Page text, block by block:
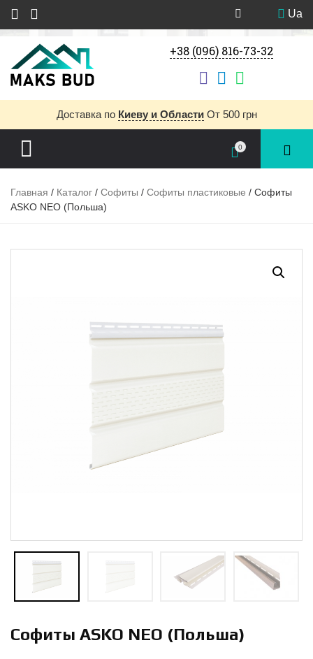
Ua
+38 (096) 816-73-32
Доставка по Киеву и Области От 500 грн
0
Главная / Каталог / Софиты / Софиты пластиковые / Софиты
ASKO NEO (Польша)
Софиты ASKO NEO (Польша)